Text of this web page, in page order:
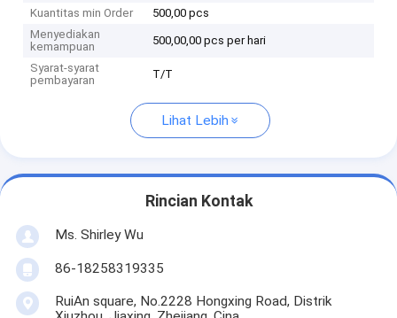
Kuantitas min Order
500,00 pcs
Menyediakan
kemampuan
500,00,00 pcs per hari
Syarat-syarat
pembayaran
T/T
Lihat Lebih
Rincian Kontak
Ms. Shirley Wu
86-18258319335
RuiAn square, No.2228 Hongxing Road, Distrik